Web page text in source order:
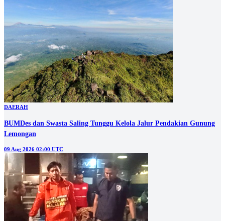
DAERAH
BUMDes dan Swasta Saling Tunggu Kelola Jalur Pendakian Gunung
Lemongan
09 Aug 2026 02:00 UTC